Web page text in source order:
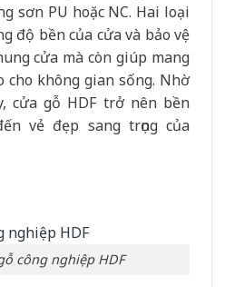
sơn PU hoặc NC. Hai loại
độ bền của cửa và bảo vệ
cửa mà còn giúp mang
cho không gian sống. Nhờ
cửa gỗ HDF trở nên bền
vẻ đẹp sang trọng của
công nghiệp HDF